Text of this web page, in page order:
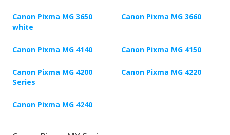
Canon Pixma MG 3650
white
Canon Pixma MG 3660
Canon Pixma MG 4140 Canon Pixma MG 4150
Canon Pixma MG 4200
Series
Canon Pixma MG 4220
Canon Pixma MG 4240